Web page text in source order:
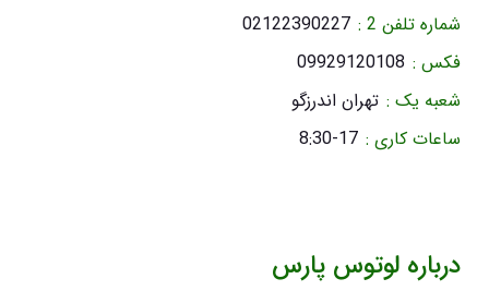
شماره تلفن 2 :
02122390227
فکس : 09929120108
شعبه یک : تهران اندرزگو
ساعات کاری : 8:30-17
درباره لوتوس پارس